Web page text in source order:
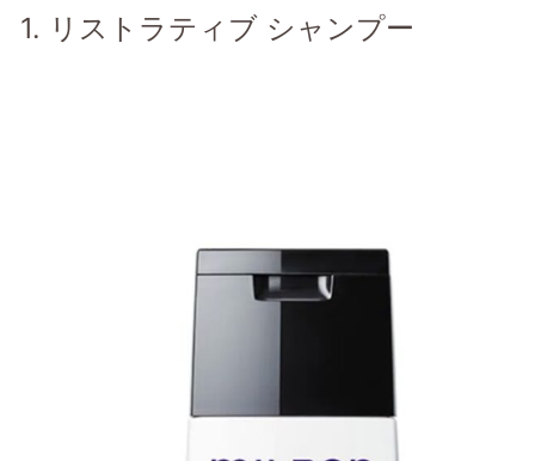
1. リストラティブ シャンプー